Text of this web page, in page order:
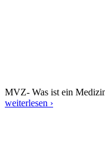
MVZ- Was ist ein
weiterlesen ›